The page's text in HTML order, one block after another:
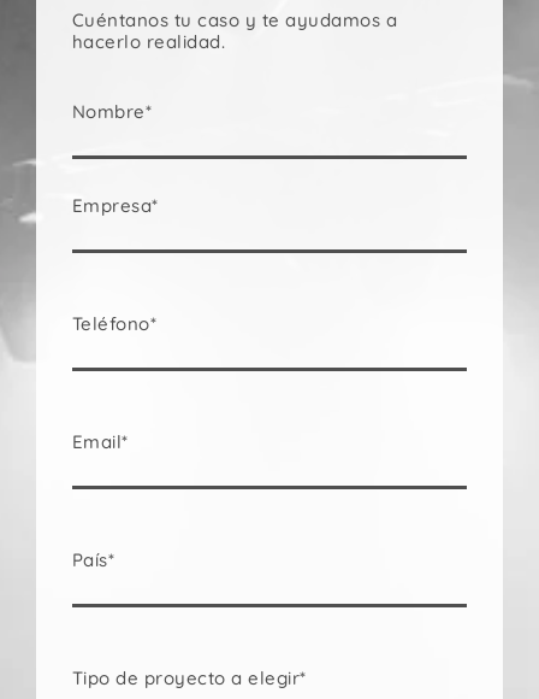
Cuéntanos tu caso y te ayudamos a
hacerlo realidad.
Nombre*
Empresa*
Teléfono*
Email*
País*
Tipo de proyecto a elegir*